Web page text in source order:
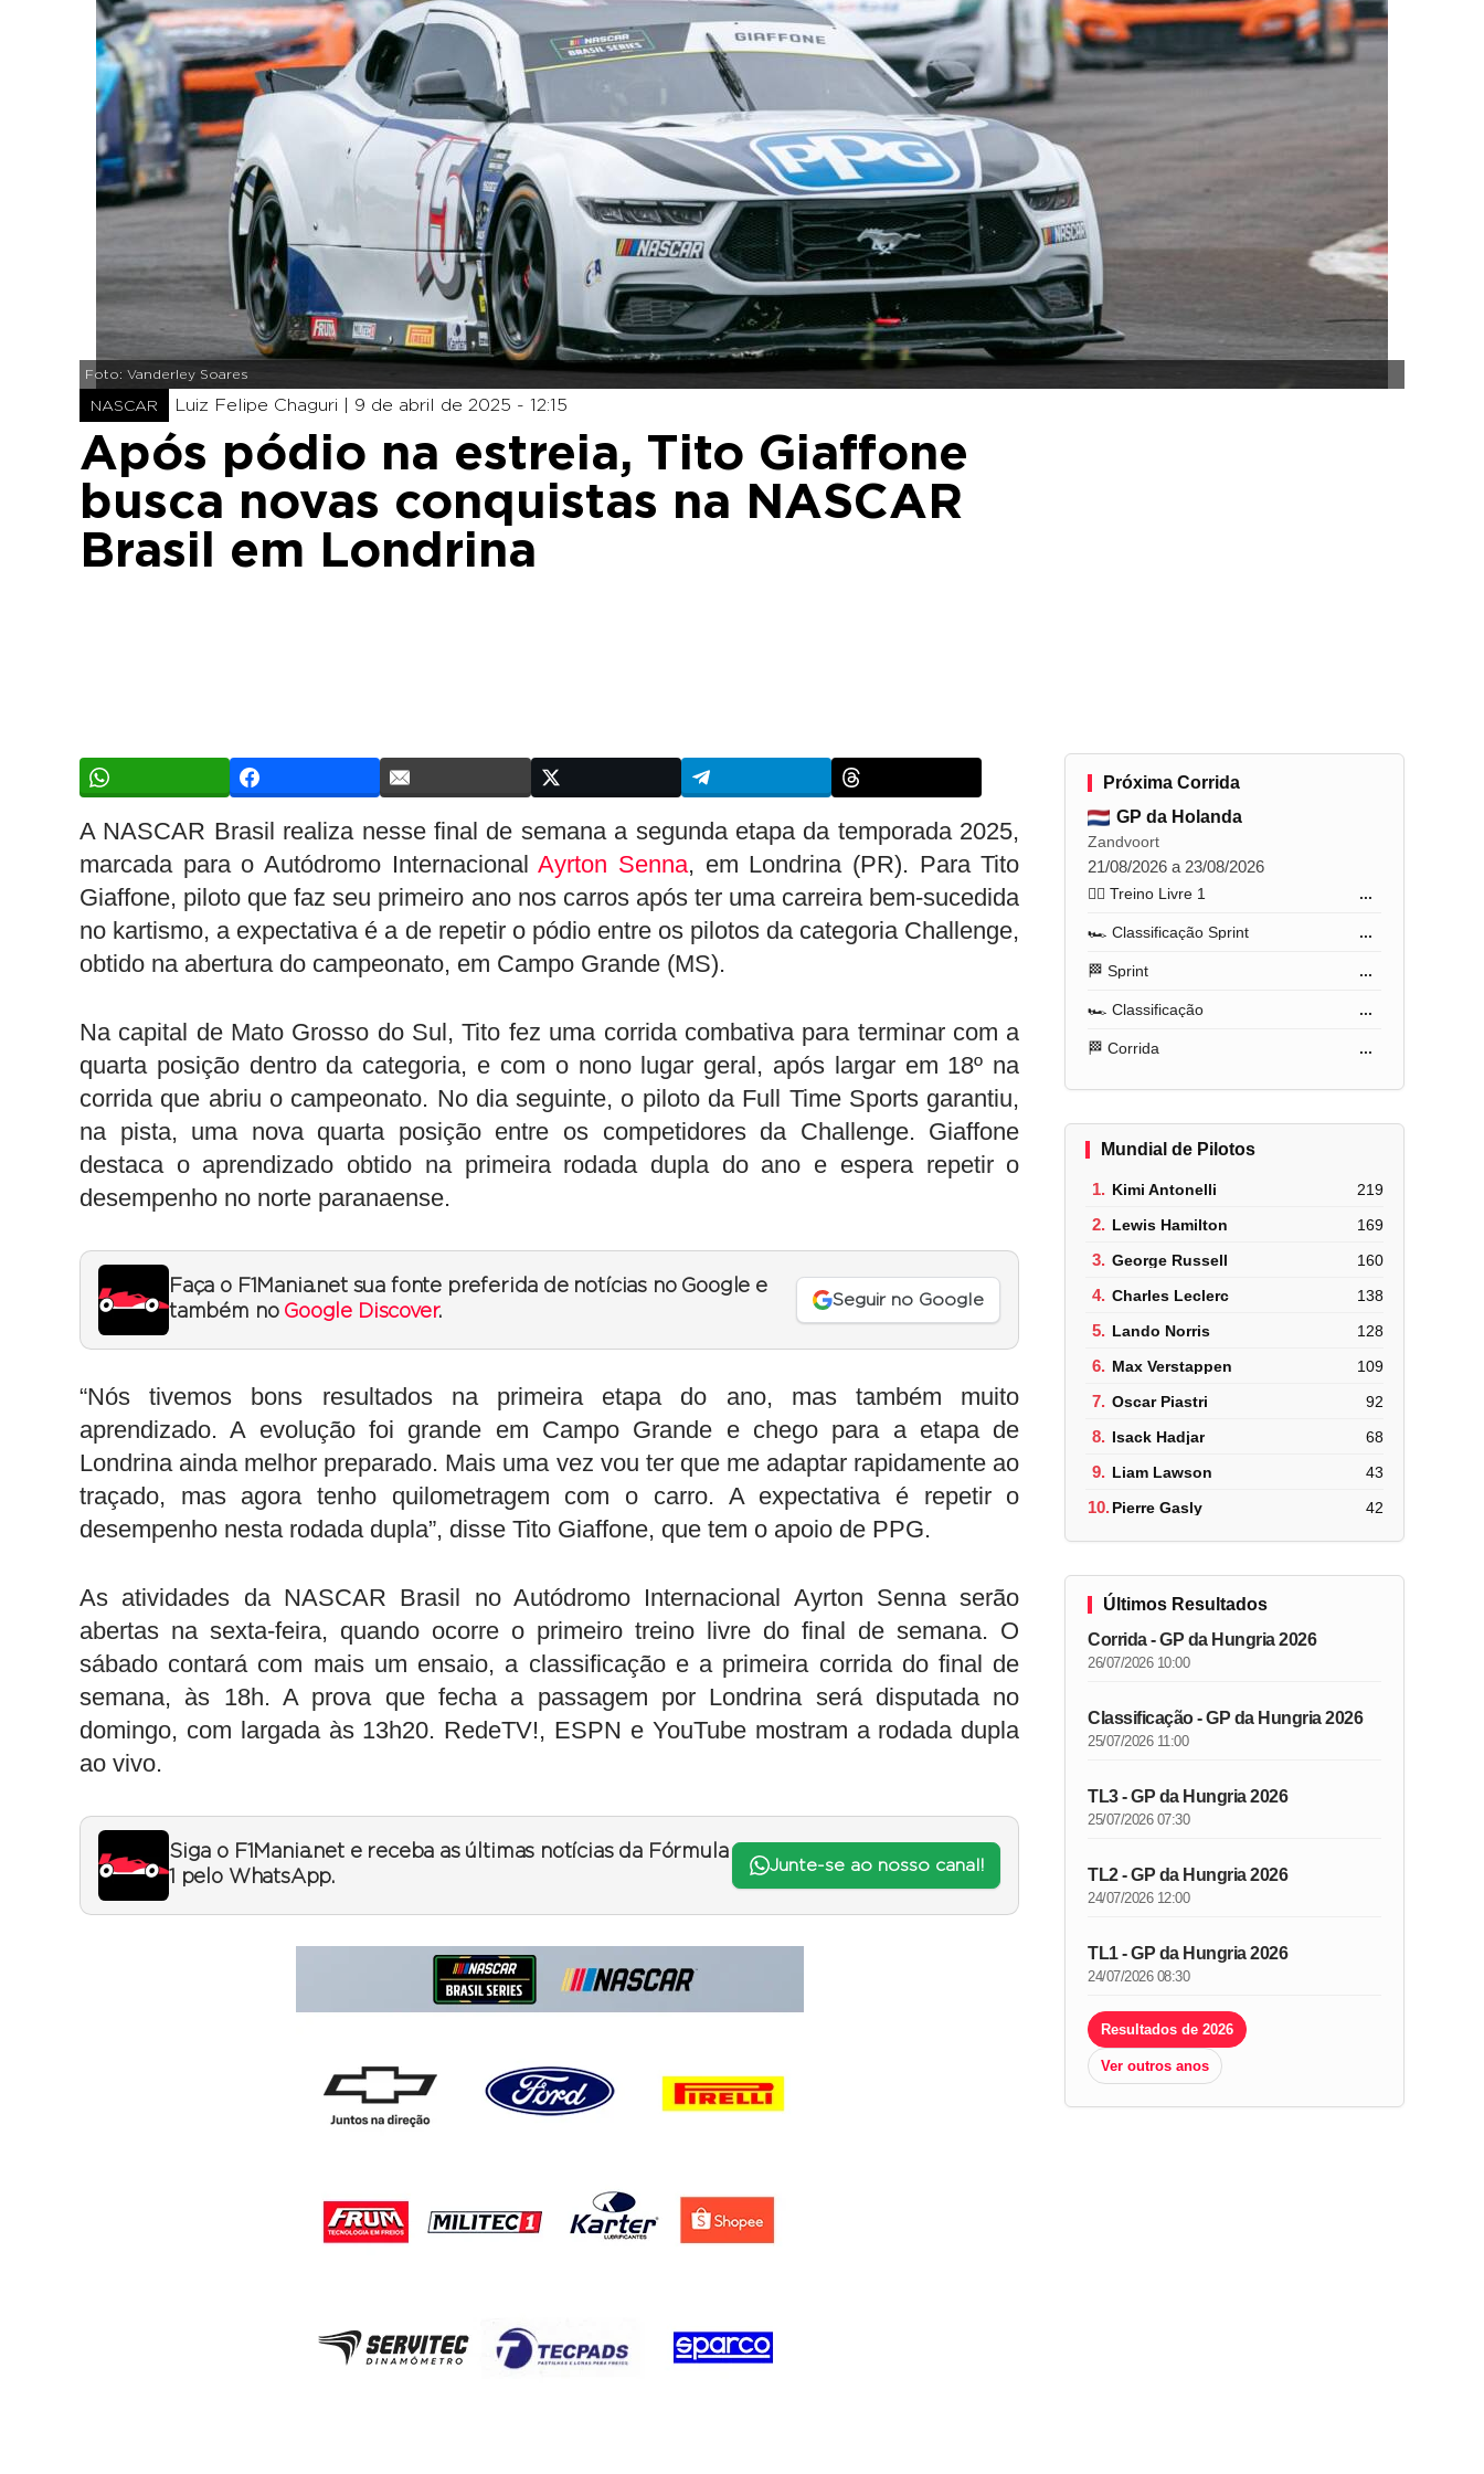
Foto: Vanderley Soares
NASCAR Luiz Felipe Chaguri | 9 de abril de 2025 - 12:15
Após pódio na estreia, Tito Giaffone
busca novas conquistas na NASCAR
Brasil em Londrina
A NASCAR Brasil realiza nesse final de semana a segunda etapa da temporada 2025,
marcada para o Autódromo InternacionalAyrton Senna, em Londrina (PR). Para Tito
Giaffone, piloto que faz seu primeiro ano nos carros após ter uma carreira bem-sucedida
no kartismo, a expectativa é a de repetir o pódio entre os pilotos da categoria Challenge,
obtido na abertura do campeonato, em Campo Grande (MS).
Na capital de Mato Grosso do Sul, Tito fez uma corrida combativa para terminar com a
quarta posição dentro da categoria, e com o nono lugar geral, após largar em 18º na
corrida que abriu o campeonato. No dia seguinte, o piloto da Full Time Sports garantiu,
na pista, uma nova quarta posição entre os competidores da Challenge. Giaffone
destaca o aprendizado obtido na primeira rodada dupla do ano e espera repetir o
desempenho no norte paranaense.
Faça o F1Mania.net sua fonte preferida de notícias no Google e
também no Google Discover.
Seguir no Google
“Nós tivemos bons resultados na primeira etapa do ano, mas também muito
aprendizado. A evolução foi grande em Campo Grande e chego para a etapa de
Londrina ainda melhor preparado. Mais uma vez vou ter que me adaptar rapidamente ao
traçado, mas agora tenho quilometragem com o carro. A expectativa é repetir o
desempenho nesta rodada dupla”, disse Tito Giaffone, que tem o apoio de PPG.
As atividades da NASCAR Brasil no Autódromo Internacional Ayrton Senna serão
abertas na sexta-feira, quando ocorre o primeiro treino livre do final de semana. O
sábado contará com mais um ensaio, a classificação e a primeira corrida do final de
semana, às 18h. A prova que fecha a passagem por Londrina será disputada no
domingo, com largada às 13h20. RedeTV!, ESPN e YouTube mostram a rodada dupla
ao vivo.
Siga o F1Mania.net e receba as últimas notícias da Fórmula
1 pelo WhatsApp.
Junte-se ao nosso canal!
Próxima Corrida
GP da Holanda
Zandvoort
21/08/2026 a 23/08/2026
🏋️‍♂️ Treino Livre 1 ...
🏎️ Classificação Sprint ...
🏁 Sprint ...
🏎️ Classificação ...
🏁 Corrida ...
Mundial de Pilotos
1. Kimi Antonelli 219
2. Lewis Hamilton 169
3. George Russell 160
4. Charles Leclerc 138
5. Lando Norris 128
6. Max Verstappen 109
7. Oscar Piastri 92
8. Isack Hadjar 68
9. Liam Lawson 43
10.Pierre Gasly 42
Últimos Resultados
Corrida - GP da Hungria 2026
26/07/2026 10:00
Classificação - GP da Hungria 2026
25/07/2026 11:00
TL3 - GP da Hungria 2026
25/07/2026 07:30
TL2 - GP da Hungria 2026
24/07/2026 12:00
TL1 - GP da Hungria 2026
24/07/2026 08:30
Resultados de 2026
Ver outros anos